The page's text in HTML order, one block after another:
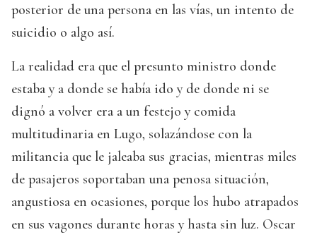
posterior de una persona en las vías, un intento de
suicidio o algo así.
La realidad era que el presunto ministro donde
estaba y a donde se había ido y de donde ni se
dignó a volver era a un festejo y comida
multitudinaria en Lugo, solazándose con la
militancia que le jaleaba sus gracias, mientras miles
de pasajeros soportaban una penosa situación,
angustiosa en ocasiones, porque los hubo atrapados
en sus vagones durante horas y hasta sin luz. Oscar